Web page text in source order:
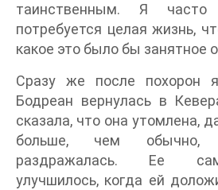
таинственным. Я часто
потребуется целая жизнь,
какое это было бы занятное
Сразу же после похорон
Бодреан вернулась в
сказала, что она утомлена,
больше, чем обычно,
раздражалась. Ее
улучшилось, когда ей